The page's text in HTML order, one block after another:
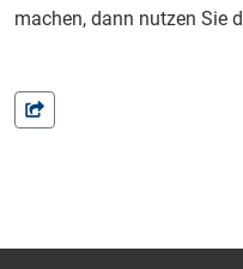
machen, dann nutzen Sie